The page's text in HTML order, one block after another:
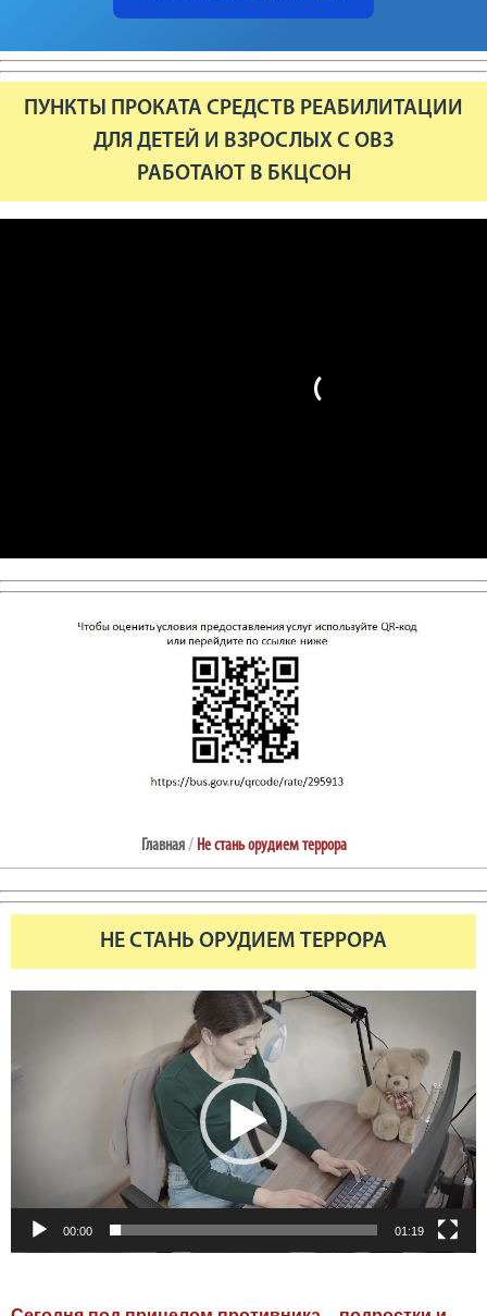
ПУНКТЫ ПРОКАТА СРЕДСТВ РЕАБИЛИТАЦИИ
ДЛЯ ДЕТЕЙ И ВЗРОСЛЫХ С ОВЗ
РАБОТАЮТ В БКЦСОН
Главная / Не стань орудием террора
НЕ СТАНЬ ОРУДИЕМ ТЕРРОРА
Видеоплеер
00:00 01:19